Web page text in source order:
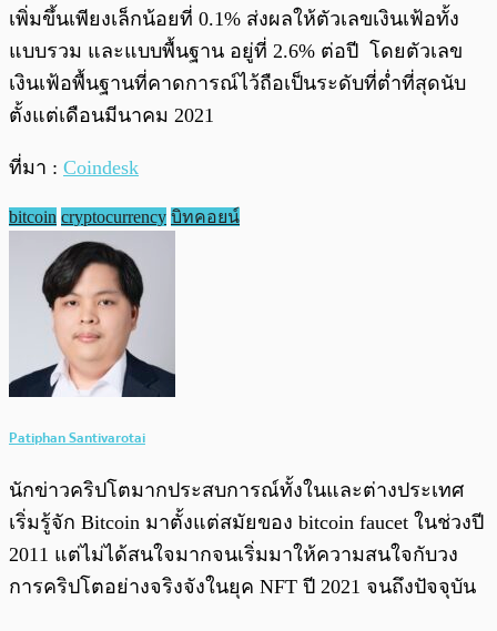
เพิ่มขึ้นเพียงเล็กน้อยที่ 0.1% ส่งผลให้ตัวเลขเงินเฟ้อทั้ง
แบบรวม และแบบพื้นฐาน อยู่ที่ 2.6% ต่อปี โดยตัวเลข
เงินเฟ้อพื้นฐานที่คาดการณ์ไว้ถือเป็นระดับที่ต่ำที่สุดนับ
ตั้งแต่เดือนมีนาคม 2021
ที่มา : Coindesk
bitcoin cryptocurrency บิทคอยน์
Patiphan Santivarotai
นักข่าวคริปโตมากประสบการณ์ทั้งในและต่างประเทศ
เริ่มรู้จัก Bitcoin มาตั้งแต่สมัยของ bitcoin faucet ในช่วงปี
2011 แต่ไม่ได้สนใจมากจนเริ่มมาให้ความสนใจกับวง
การคริปโตอย่างจริงจังในยุค NFT ปี 2021 จนถึงปัจจุบัน